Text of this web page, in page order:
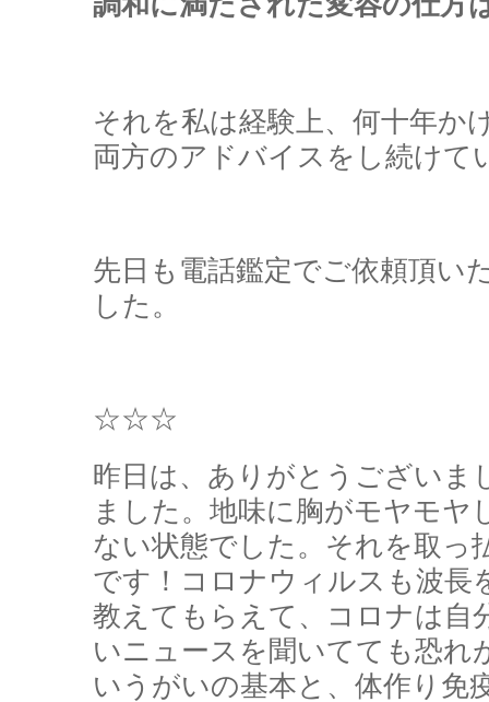
それを私は経験上、何十年か
両方のアドバイスをし続けて
先日も電話鑑定でご依頼頂い
した。
☆☆☆
昨日は、ありがとうございま
ました。地味に胸がモヤモヤ
ない状態でした。それを取っ
です！コロナウィルスも波長
教えてもらえて、コロナは自
いニュースを聞いてても恐れ
いうがいの基本と、体作り免